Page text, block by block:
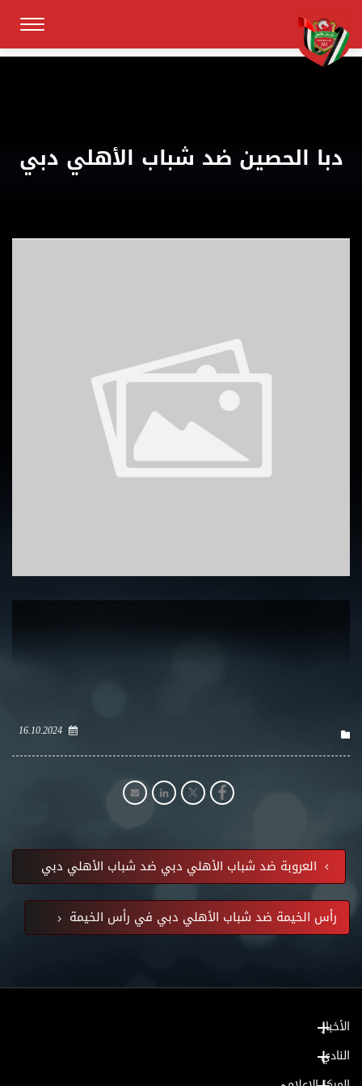
دبا الحصين ضد شباب الأهلي دبي
16.10.2024
العروبة ضد شباب الأهلي دبي ضد شباب الأهلي دبي
رأس الخيمة ضد شباب الأهلي دبي في رأس الخيمة
الأخبار
النادي